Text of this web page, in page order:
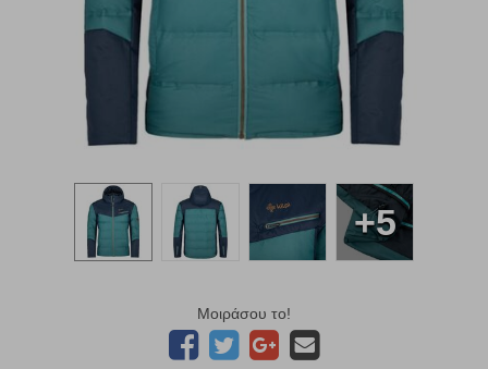
+5
Μοιράσου το!